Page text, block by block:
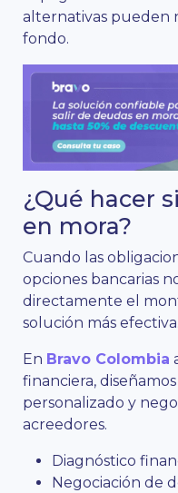
alternativas pueden
fondo.
¿Qué hacer
en mora?
Cuando las
opciones bancarias
directamente el
solución más efectiva.
En Bravo Colombia
financiera,
personalizado y
acreedores.
Diagnóstico
Negociación de